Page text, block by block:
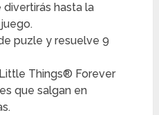
hasta la
puzle y resuelve 9
Things® Forever
que salgan en